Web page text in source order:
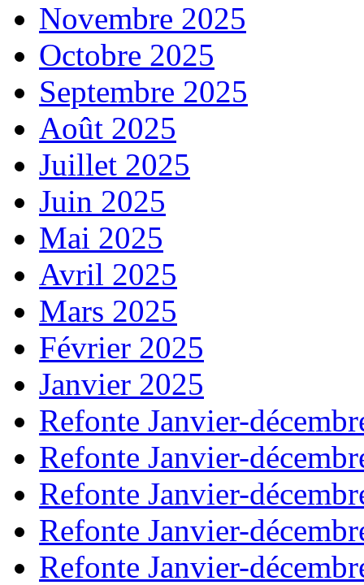
Novembre 2025
Octobre 2025
Septembre 2025
Août 2025
Juillet 2025
Juin 2025
Mai 2025
Avril 2025
Mars 2025
Février 2025
Janvier 2025
Refonte Janvier-
Refonte Janvier-
Refonte Janvier-
Refonte Janvier-
Refonte Janvier-